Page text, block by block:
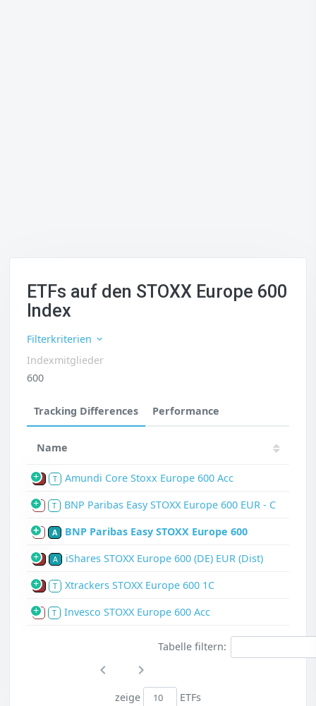
ETFs auf den STOXX Europe 600
Index
Filterkriterien
Indexmitglieder
600
Tracking Differences Performance
Name
P T Amundi Core Stoxx Europe 600 Acc
S T BNP Paribas Easy STOXX Europe 600 EUR - C
S A BNP Paribas Easy STOXX Europe 600
P A iShares STOXX Europe 600 (DE) EUR (Dist)
P T Xtrackers STOXX Europe 600 1C
S T Invesco STOXX Europe 600 Acc
Tabelle filtern:
zeige ETFs